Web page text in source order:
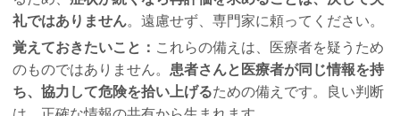
礼ではありません。遠慮せず、専門家に頼ってください。
覚えておきたいこと： これらの備えは、医療者を疑うため
のものではありません。患者さんと医療者が同じ情報を持
ち、協力して危険を拾い上げるための備えです。良い判断